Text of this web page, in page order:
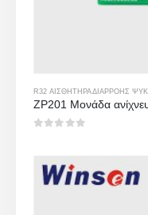
R32 ΑΙΣΘΗΤΉΡΑ ΔΙΑΡΡΟΉΣ